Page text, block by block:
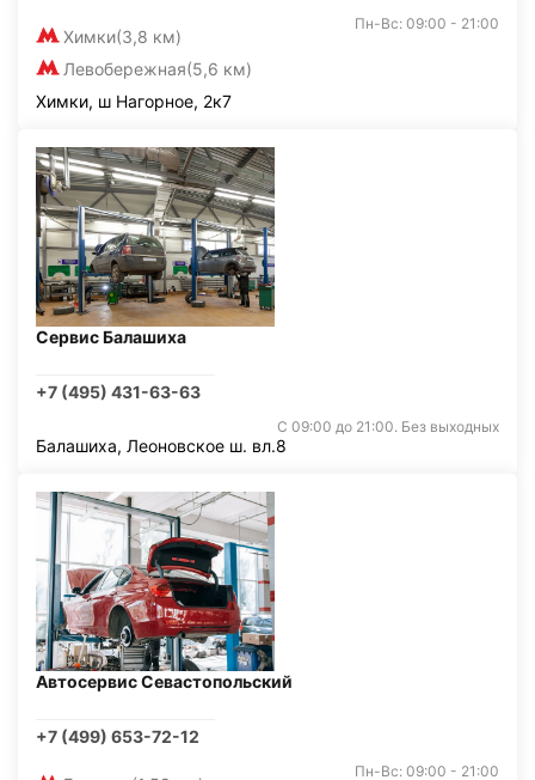
Химки(3,8 км)
Левобережная(5,6 км)
Пн-Вс: 09:00 - 21:00
Химки, ш Нагорное, 2к7
Сервис Балашиха
+7 (495) 431-63-63
С 09:00 до 21:00. Без выходных
Балашиха, Леоновское ш. вл.8
Автосервис Севастопольский
+7 (499) 653-72-12
Пн-Вс: 09:00 - 21:00